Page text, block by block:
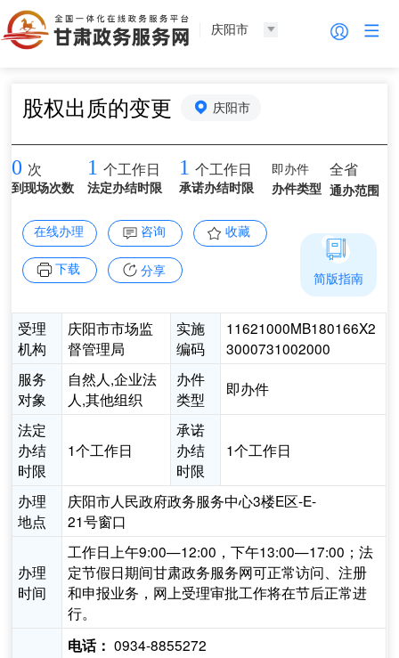
庆阳市
股权出质的变更 庆阳市
0 次
到现场次数
1 个工作日
法定办结时限
1 个工作日
承诺办结时限
即办件
办件类型
全省
通办范围
在线办理 咨询 收藏
下载 分享
受理
机构
庆阳市市场监
督管理局
实施
编码
11621000MB180166X2
3000731002000
服务
对象
自然人,企业法
人,其他组织
办件
类型
即办件
法定
办结
时限
1个工作日
承诺
办结
时限
1个工作日
办理
地点
庆阳市人民政府政务服务中心3楼E区-E-
21号窗口
办理
时间
工作日上午9:00—12:00，下午13:00—17:00；法
定节假日期间甘肃政务服务网可正常访问、注册
和申报业务，网上受理审批工作将在节后正常进
行。
电话： 0934-8855272
简版指南